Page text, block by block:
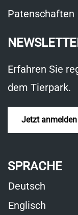
Patenschaften
Erfahren Sie
dem Tierpark.
Jetzt anmelden
SPRACHE
Deutsch
Englisch